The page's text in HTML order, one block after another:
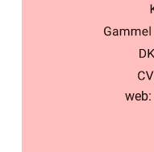
web: